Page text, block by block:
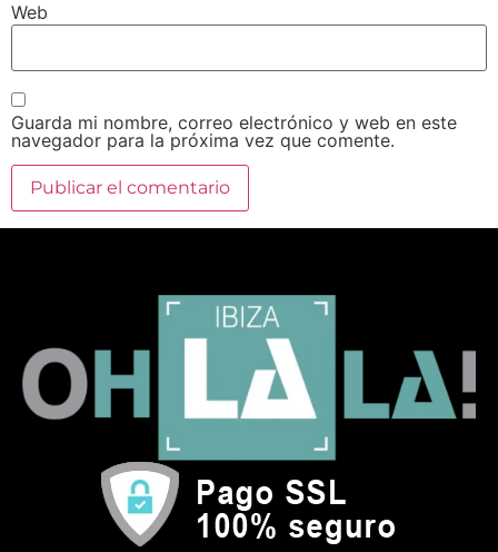
Web
Guarda mi nombre, correo electrónico y web en este
navegador para la próxima vez que comente.